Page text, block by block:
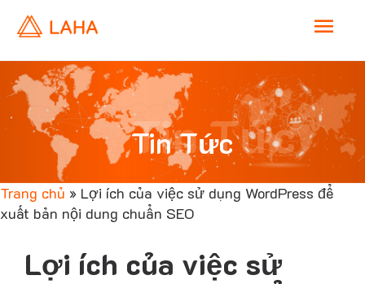
M
a
i
n
M
Trang chủ » Lợi ích của việc sử dụng WordPress để
xuất bản nội dung chuẩn SEO
Tin Tức
Tin Tức
Lợi ích của việc sử